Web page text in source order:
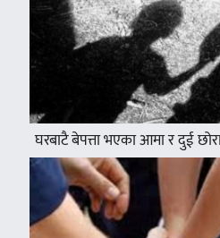
घरबाटै बेपत्ता भएका आमा र दुई